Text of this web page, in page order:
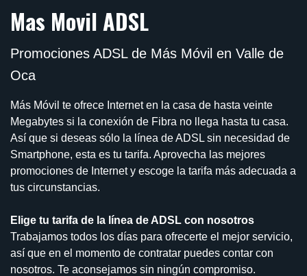
Mas Movil ADSL
Promociones ADSL de Más Móvil en Valle de
Oca
Más Móvil te ofrece Internet en la casa de hasta veinte
Megabytes si la conexión de Fibra no llega hasta tu casa.
Así que si deseas sólo la línea de ADSL sin necesidad de
Smartphone, esta es tu tarifa. Aprovecha las mejores
promociones de Internet y escoge la tarifa más adecuada a
tus circunstancias.
Elige tu tarifa de la línea de ADSL con nosotros
Trabajamos todos los días para ofrecerte el mejor servicio,
así que en el momento de contratar puedes contar con
nosotros. Te aconsejamos sin ningún compromiso.